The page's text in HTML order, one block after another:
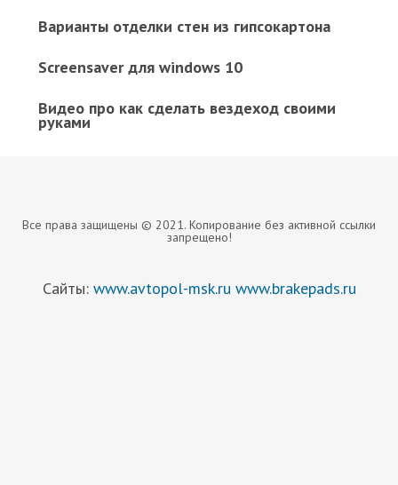
Варианты отделки стен из гипсокартона
Screensaver для windows 10
Видео про как сделать вездеход своими
руками
Все права защищены © 2021. Копирование без активной ссылки
запрещено!
Сайты: www.avtopol-msk.ru www.brakepads.ru